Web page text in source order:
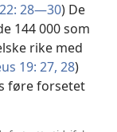
28—30) De
144 000 som
rike med
19: 27, 28)
føre forsetet